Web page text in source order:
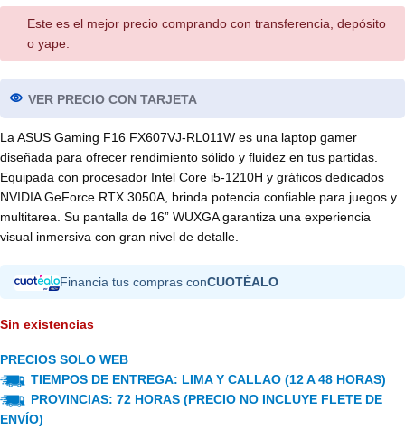
Este es el mejor precio comprando con transferencia, depósito
o yape.
VER PRECIO CON TARJETA
La ASUS Gaming F16 FX607VJ-RL011W es una laptop gamer
diseñada para ofrecer rendimiento sólido y fluidez en tus partidas.
Equipada con procesador Intel Core i5-1210H y gráficos dedicados
NVIDIA GeForce RTX 3050A, brinda potencia confiable para juegos y
multitarea. Su pantalla de 16” WUXGA garantiza una experiencia
visual inmersiva con gran nivel de detalle.
Financia tus compras conCUOTÉALO
Sin existencias
PRECIOS SOLO WEB
TIEMPOS DE ENTREGA: LIMA Y CALLAO (12 A 48 HORAS)
PROVINCIAS: 72 HORAS (PRECIO NO INCLUYE FLETE DE
ENVÍO)